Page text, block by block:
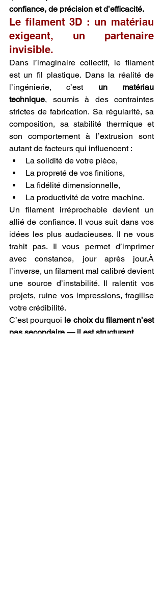
confiance, de précision et d’efficacité.
Le filament 3D : un matériau
exigeant, un partenaire
invisible.
Dans l’imaginaire collectif, le filament
est un fil plastique. Dans la réalité de
l’ingénierie, c’est un matériau
technique, soumis à des contraintes
strictes de fabrication. Sa régularité, sa
composition, sa stabilité thermique et
son comportement à l’extrusion sont
autant de facteurs qui influencent :
La solidité de votre pièce,
La propreté de vos finitions,
La fidélité dimensionnelle,
La productivité de votre machine.
Un filament irréprochable devient un
allié de confiance. Il vous suit dans vos
idées les plus audacieuses. Il ne vous
trahit pas. Il vous permet d’imprimer
avec constance, jour après jour.À
l’inverse, un filament mal calibré devient
une source d’instabilité. Il ralentit vos
projets, ruine vos impressions, fragilise
votre crédibilité.
C’est pourquoi le choix du filament n’est
pas secondaire — il est structurant.